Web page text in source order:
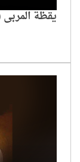
يقظة المربي (2- 2)